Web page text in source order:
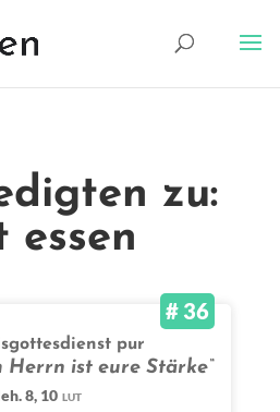
zu:
essen
# 36
pur
Herrn ist eure Stärke“
8, 10 LUT